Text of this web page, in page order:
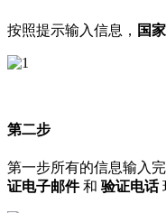
按照提示输入信息， 国
第二步
第一步所有的信息输入
证电子邮件和 验证电话